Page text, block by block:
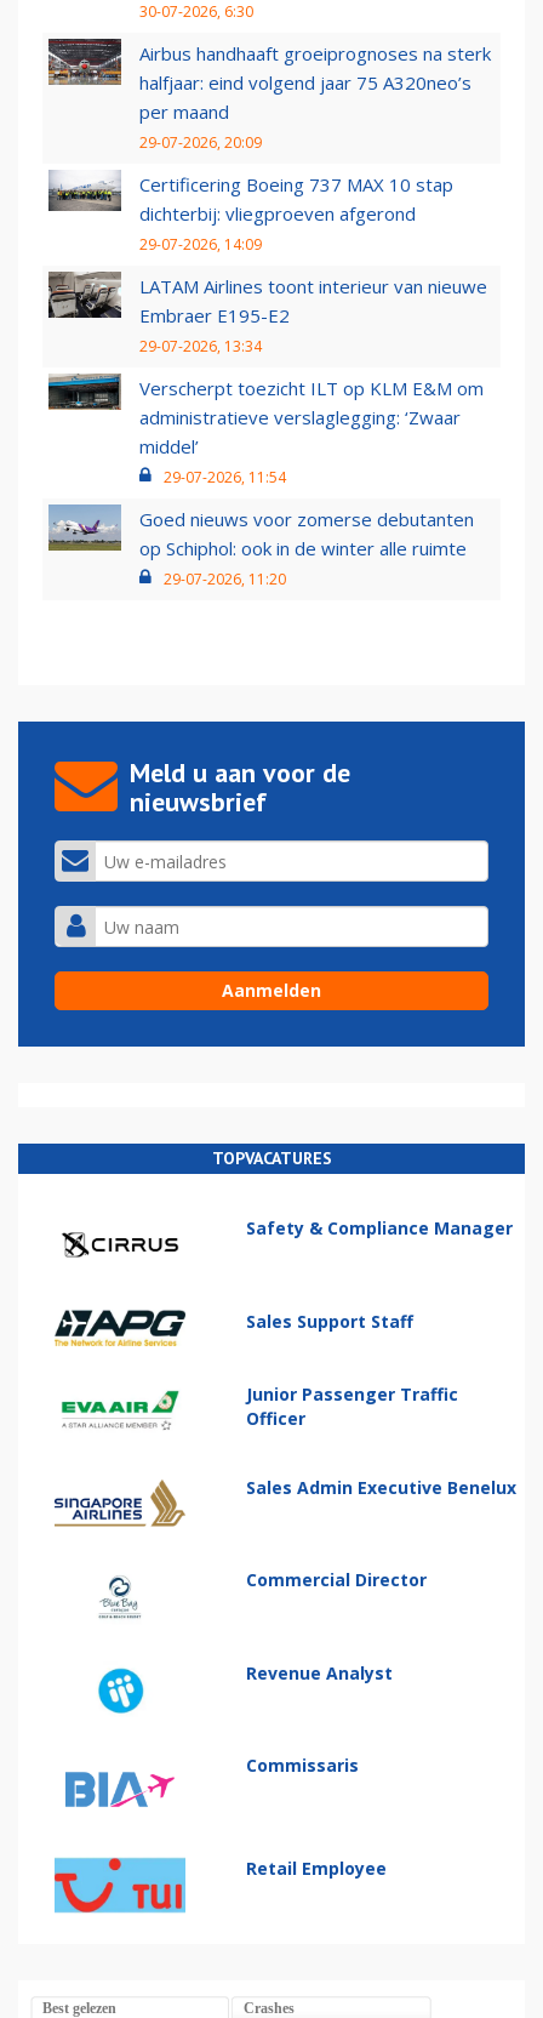
30-07-2026, 6:30
Airbus handhaaft groeiprognoses na sterk
halfjaar: eind volgend jaar 75 A320neo’s
per maand
29-07-2026, 20:09
Certificering Boeing 737 MAX 10 stap
dichterbij: vliegproeven afgerond
29-07-2026, 14:09
LATAM Airlines toont interieur van nieuwe
Embraer E195-E2
29-07-2026, 13:34
Verscherpt toezicht ILT op KLM E&M om
administratieve verslaglegging: ‘Zwaar
middel’
29-07-2026, 11:54
Goed nieuws voor zomerse debutanten
op Schiphol: ook in de winter alle ruimte
29-07-2026, 11:20
Meld u aan voor de
nieuwsbrief
TOPVACATURES
Safety & Compliance Manager
Sales Support Staff
Junior Passenger Traffic
Officer
Sales Admin Executive Benelux
Commercial Director
Revenue Analyst
Commissaris
Retail Employee
Best gelezen Crashes